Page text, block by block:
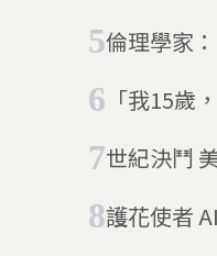
倫理學家
「我15歲
世紀決鬥 美日巨型機器人大戰誰是贏
護花使者